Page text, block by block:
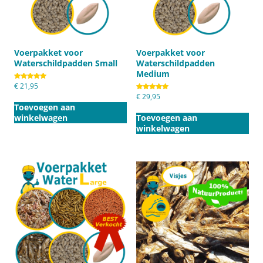
Voerpakket voor
Waterschildpadden Small
Gewaardeerd
5.00
€21,95
Toevoegen aan
winkelwagen
Voerpakket voor
Waterschildpadden
Medium
Gewaardeerd
5.00
€29,95
Toevoegen aan
winkelwagen